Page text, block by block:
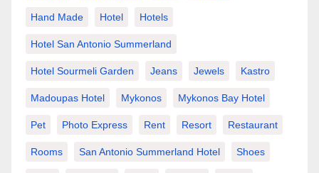
Hand Made Hotel Hotels
Hotel San Antonio Summerland
Hotel Sourmeli Garden Jeans Jewels Kastro
Madoupas Hotel Mykonos Mykonos Bay Hotel
Pet Photo Express Rent Resort Restaurant
Rooms San Antonio Summerland Hotel Shoes